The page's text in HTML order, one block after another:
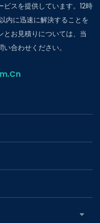
スを提供しています。12時
内に迅速に解決することを
とお見積りについては、当
合わせください。